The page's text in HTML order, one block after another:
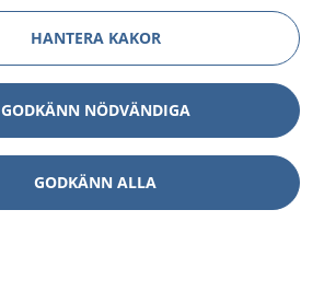
HANTERA KAKOR
GODKÄNN NÖDVÄNDIGA
GODKÄNN ALLA